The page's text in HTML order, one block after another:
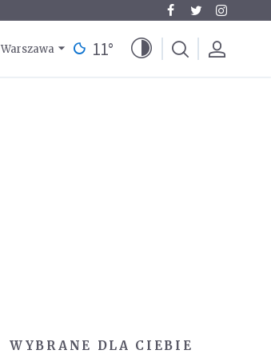
Warszawa 11°
WYBRANE DLA CIEBIE